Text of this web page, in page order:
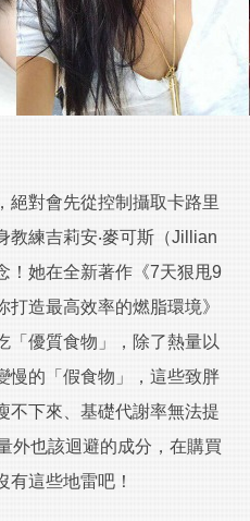
絕對會先從控制攝取卡路里
教練吉莉安‧麥可斯（Jillian
！她在全新著作《7天狠甩9
造最高效率的燃脂環境》
「優質食物」，除了熱量以
慢的「假食物」，這些致胖
不下來、基礎代謝率無法提
外也該迴避的成分，在購買
有這些地雷吧！